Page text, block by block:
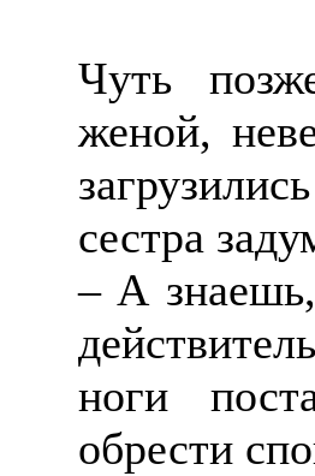
Чуть
женой,
сестра
– А
ноги
обрести